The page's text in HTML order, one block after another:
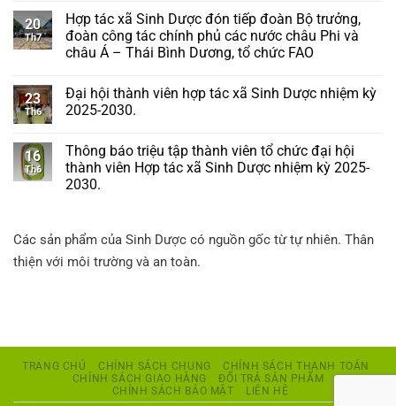
20
Th7
Hợp tác xã Sinh Dược đón tiếp đoàn Bộ trưởng,
đoàn công tác chính phủ các nước châu Phi và
châu Á – Thái Bình Dương, tổ chức FAO
23
Th6
Đại hội thành viên hợp tác xã Sinh Dược nhiệm kỳ
2025-2030.
16
Th6
Thông báo triệu tập thành viên tổ chức đại hội
thành viên Hợp tác xã Sinh Dược nhiệm kỳ 2025-
2030.
Các sản phẩm của Sinh Dược có nguồn gốc từ tự nhiên. Thân
thiện với môi trường và an toàn.
TRANG CHỦ CHÍNH SÁCH CHUNG
CHÍNH SÁCH THANH TOÁN
CHÍNH SÁCH GIAO HÀNG
ĐỔI TRẢ SẢN PHẨM
CHÍNH SÁCH BẢO MẬT
LIÊN HỆ